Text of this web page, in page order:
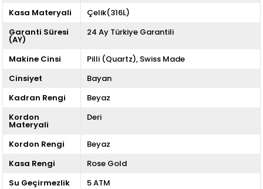
Kasa Materyali
Çelik(316L)
Garanti Süresi
(AY)
24 Ay Türkiye Garantili
Makine Cinsi Pilli (Quartz) Swiss Made
Cinsiyet
Bayan
Kadran Rengi
Beyaz
Kordon
Materyali
Deri
Kordon Rengi
Beyaz
Kasa Rengi
Rose Gold
Su Geçirmezlik
5 ATM